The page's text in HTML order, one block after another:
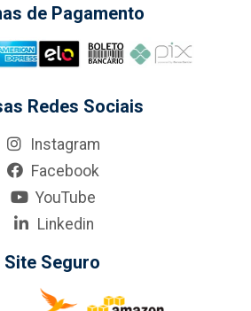
de Pagamento
Redes Sociais
Instagram
Facebook
YouTube
Linkedin
Site Seguro